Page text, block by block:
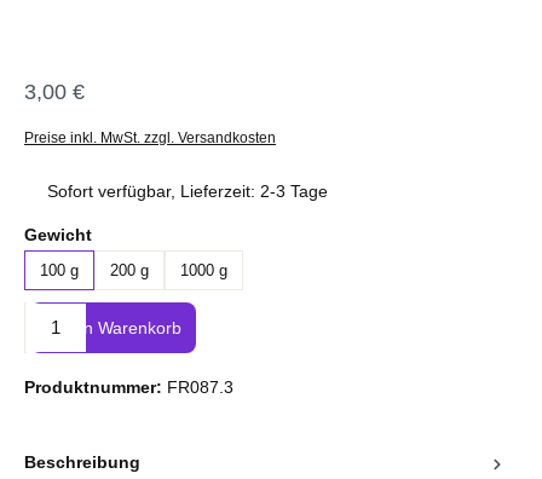
Regulärer Preis:
3,00 €
Preise inkl. MwSt. zzgl. Versandkosten
Sofort verfügbar, Lieferzeit: 2-3 Tage
Gewichtauswählen
100 g 200 g 1000 g
Produkt Anzahl: Gib den gewünschten Wert ein oder benutze die
In den Warenkorb
Produktnummer: FR087.3
Beschreibung